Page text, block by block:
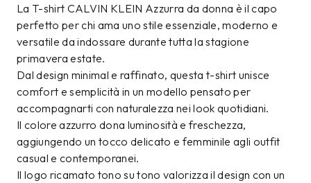
La T-shirt CALVIN KLEIN Azzurra da donna è il capo
perfetto per chi ama uno stile essenziale, moderno e
versatile da indossare durante tutta la stagione
primavera estate.
Dal design minimal e raffinato, questa t-shirt unisce
comfort e semplicità in un modello pensato per
accompagnarti con naturalezza nei look quotidiani.
Il colore azzurro dona luminosità e freschezza,
aggiungendo un tocco delicato e femminile agli outfit
casual e contemporanei.
Il logo ricamato tono su tono valorizza il design con un